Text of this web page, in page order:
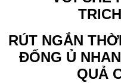
RÚT NGẮN
ĐỐNG Ủ
QUẢ